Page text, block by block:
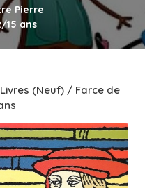
Pierre
15 ans
(Neuf) / Farce de